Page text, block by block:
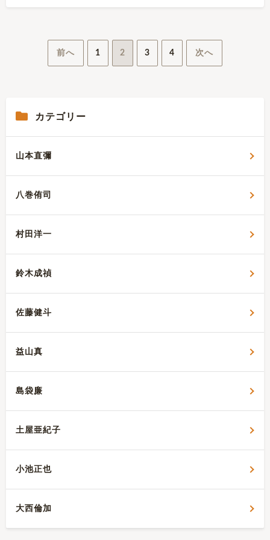
ビ
シ
前へ 1 2 3 4 次へ
カテゴリー
山本直彌
八巻侑司
村田洋一
鈴木成禎
佐藤健斗
益山真
島袋廉
土屋亜紀子
小池正也
大西倫加